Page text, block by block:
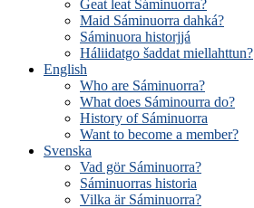
Geat leat Sáminuorra?
Maid Sáminuorra dahká?
Sáminuora historjjá
Háliidatgo šaddat miellahttun?
English
Who are Sáminuorra?
What does Sáminourra do?
History of Sáminuorra
Want to become a member?
Svenska
Vad gör Sáminuorra?
Sáminuorras historia
Vilka är Sáminuorra?